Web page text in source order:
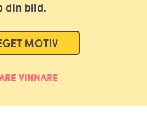
din bild.
MOTIV
VINNARE